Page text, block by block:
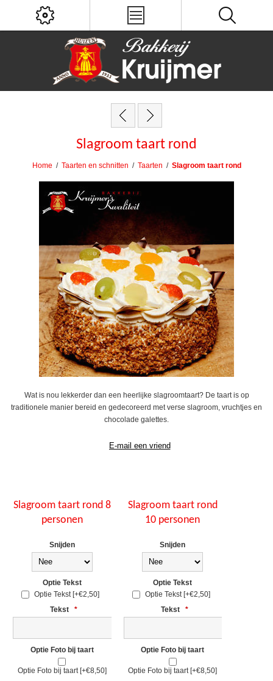
Slagroom taart rond
Home / Taarten en schnitten / Taarten / Slagroom taart rond
Wat is nou lekkerder dan een heerlijke slagroomtaart? De taart is op
traditionele manier bereid en gedecoreerd met verse slagroom, vruchtjes en
chocolade galettes.
Slagroom taart rond 8
personen
Snijden
Optie Tekst
Optie Tekst [+€2,50]
Tekst
*
Optie Foto bij taart
Optie Foto bij taart [+€8,50]
Slagroom taart rond
10 personen
Snijden
Optie Tekst
Optie Tekst [+€2,50]
Tekst
*
Optie Foto bij taart
Optie Foto bij taart [+€8,50]